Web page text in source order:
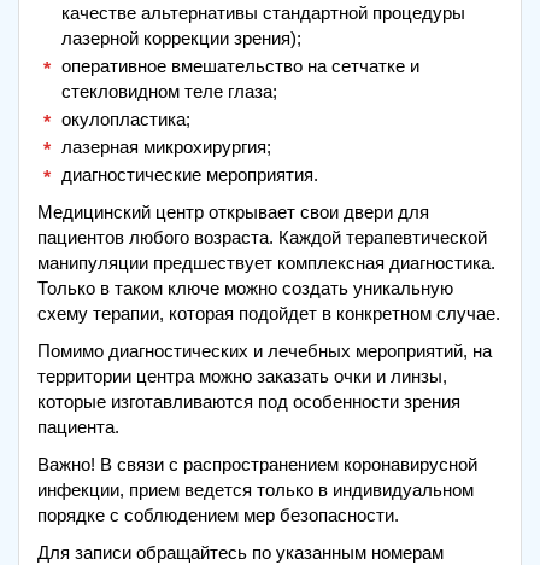
качестве альтернативы стандартной процедуры
лазерной коррекции зрения);
оперативное вмешательство на сетчатке и
стекловидном теле глаза;
окулопластика;
лазерная микрохирургия;
диагностические мероприятия.
Медицинский центр открывает свои двери для
пациентов любого возраста. Каждой терапевтической
манипуляции предшествует комплексная диагностика.
Только в таком ключе можно создать уникальную
схему терапии, которая подойдет в конкретном случае.
Помимо диагностических и лечебных мероприятий, на
территории центра можно заказать очки и линзы,
которые изготавливаются под особенности зрения
пациента.
Важно! В связи с распространением коронавирусной
инфекции, прием ведется только в индивидуальном
порядке с соблюдением мер безопасности.
Для записи обращайтесь по указанным номерам